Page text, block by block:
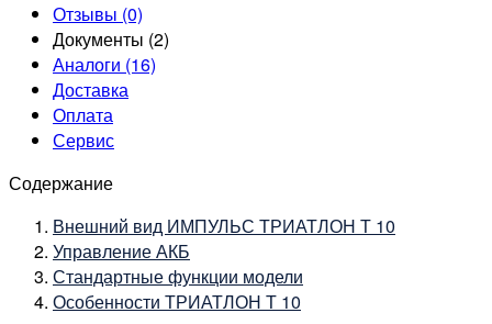
Отзывы (0)
Документы (2)
Аналоги (16)
Доставка
Оплата
Сервис
Содержание
Внешний вид ИМПУЛЬС ТРИАТЛОН Т 10
Управление АКБ
Стандартные функции модели
Особенности ТРИАТЛОН Т 10